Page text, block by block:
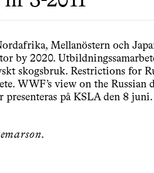
Mellanöstern och
by 2020.
skogsbruk. Restrictions for
WWF’s view on the
presenteras på KSLA den 8